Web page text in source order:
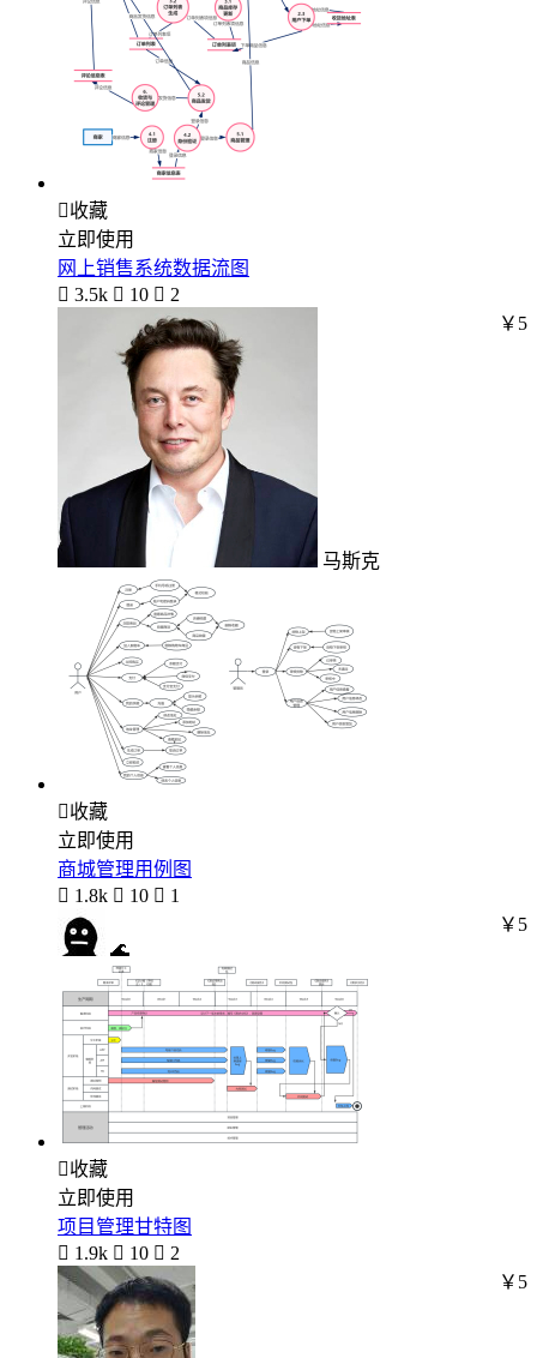
收藏
立即使用
网上销售系统数据流图
 3.5k  10  2
马斯克
￥5
收藏
立即使用
商城管理用例图
 1.8k  10  1
🌊
￥5
收藏
立即使用
项目管理甘特图
 1.9k  10  2
￥5